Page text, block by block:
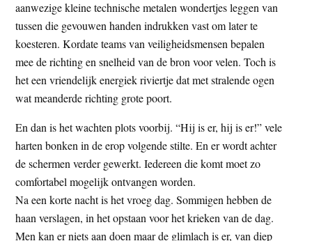
aanwezige kleine technische metalen wondertjes leggen van
tussen die gevouwen handen indrukken vast om later te
koesteren. Kordate teams van veiligheidsmensen bepalen
mee de richting en snelheid van de bron voor velen. Toch is
het een vriendelijk energiek riviertje dat met stralende ogen
wat meanderde richting grote poort.
En dan is het wachten plots voorbij. “Hij is er, hij is er!” vele
harten bonken in de erop volgende stilte. En er wordt achter
de schermen verder gewerkt. Iedereen die komt moet zo
comfortabel mogelijk ontvangen worden.
Na een korte nacht is het vroeg dag. Sommigen hebben de
haan verslagen, in het opstaan voor het krieken van de dag.
Men kan er niets aan doen maar de glimlach is er, van diep